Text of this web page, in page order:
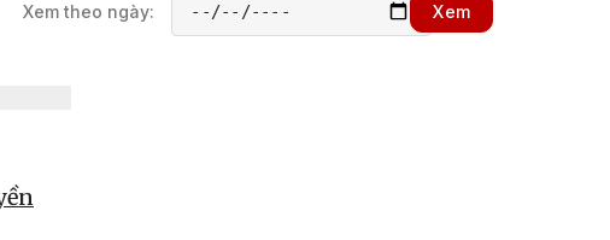
Xem theo ngày: Xem